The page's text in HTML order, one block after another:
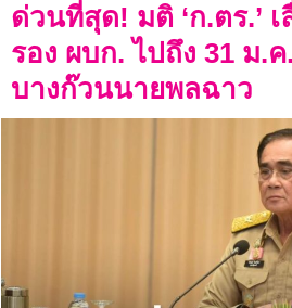
ด่วนที่สุด! มติ ‘ก.ตร.’
รอง ผบก. ไปถึง 31 ม.
บางก๊วนนายพลฉาว